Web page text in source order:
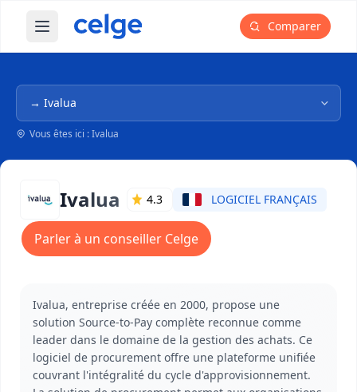
Ouvrir le menu principal Comparer
Navigation dans l'arborescence
Vous êtes ici : Ivalua
Ivalua 4.3 LOGICIEL FRANÇAIS
Parler à un conseiller Celge
Ivalua, entreprise créée en 2000, propose une
solution Source-to-Pay complète reconnue comme
leader dans le domaine de la gestion des achats. Ce
logiciel de procurement offre une plateforme unifiée
couvrant l'intégralité du cycle d'approvisionnement.